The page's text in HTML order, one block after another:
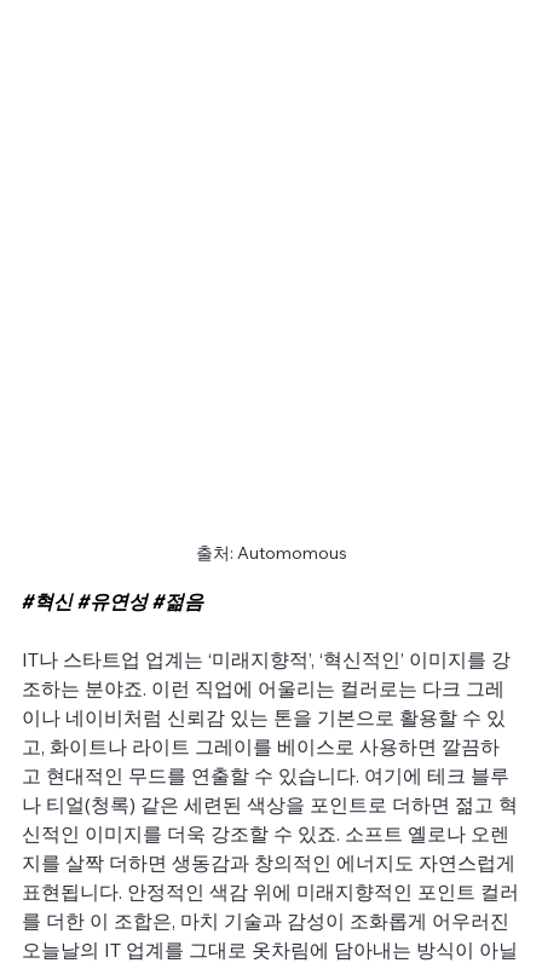
출처: Automomous
#혁신 #유연성 #젊음
IT나 스타트업 업계는 ‘미래지향적’, ‘혁신적인’ 이미지를 강
조하는 분야죠. 이런 직업에 어울리는 컬러로는 다크 그레
이나 네이비처럼 신뢰감 있는 톤을 기본으로 활용할 수 있
고, 화이트나 라이트 그레이를 베이스로 사용하면 깔끔하
고 현대적인 무드를 연출할 수 있습니다. 여기에 테크 블루
나 티얼(청록) 같은 세련된 색상을 포인트로 더하면 젊고 혁
신적인 이미지를 더욱 강조할 수 있죠. 소프트 옐로나 오렌
지를 살짝 더하면 생동감과 창의적인 에너지도 자연스럽게
표현됩니다. 안정적인 색감 위에 미래지향적인 포인트 컬러
를 더한 이 조합은, 마치 기술과 감성이 조화롭게 어우러진
오늘날의 IT 업계를 그대로 옷차림에 담아내는 방식이 아닐